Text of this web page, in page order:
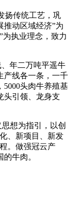
扬传统工艺，巩
推动区域经济”为
”为执业理念，致力
年二万吨平遥牛
产线各一条，一千
5000头肉牛养殖基
头引领、龙身支
想为指引，以创
、新项目、新发
。做强冠云产
牛肉。